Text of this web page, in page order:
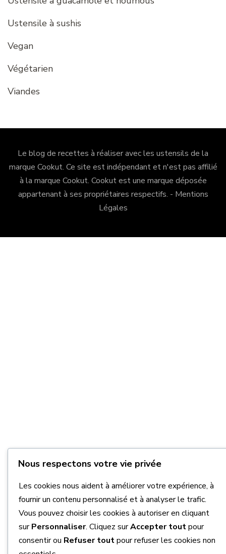
Ustensile à sushis
Vegan
Végétarien
Viandes
Le blog de recettes à réaliser avec les ustensils de la
marque Cookut. Ce site est indépendant et n'est pas affilié
à la marque Cookut. Cookutest une marque déposée
appartenant à ses propriétaires respectifs. - Mentions
Légales
Nous respectons votre vie privée
Les cookies nous aident à améliorer votre expérience, à
fournir un contenu personnalisé et à analyser le trafic.
Vous pouvez choisir les cookies à autoriser en cliquant
surPersonnaliser. Cliquez surAccepter toutpour
consentir ou Refuser toutpour refuser les cookies non